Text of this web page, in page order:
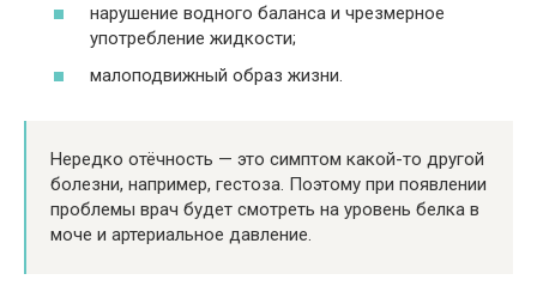
нарушение водного баланса и чрезмерное
употребление жидкости;
малоподвижный образ жизни.
Нередко отёчность — это симптом какой-то другой
болезни, например, гестоза. Поэтому при появлении
проблемы врач будет смотреть на уровень белка в
моче и артериальное давление.